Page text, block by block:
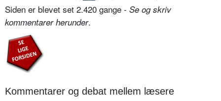
Siden er blevet set 2.420 gange - Se og skriv
kommentarer herunder.
Kommentarer og debat mellem læsere